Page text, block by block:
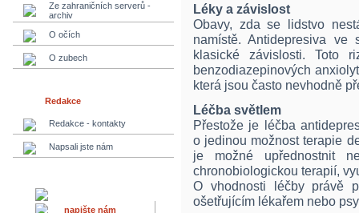
Ze zahraničních serverů -
archiv
O očích
O zubech
Redakce
Redakce - kontakty
Napsali jste nám
napište nám
Léky a závislost
Obavy, zda se lidstvo
namístě. Antidepresiva ve
klasické závislosti. Toto
benzodiazepinových
která jsou často nevhodně
Léčba světlem
Přestože je léčba
o jedinou možnost terapie
je možné upřednostnit
chronobiologickou terapií,
O vhodnosti léčby právě
ošetřujícím lékařem nebo